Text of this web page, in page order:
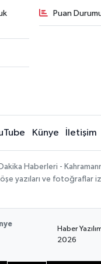
Puan
Künye İletişim
Haberleri -
yazıları ve fotoğraflar
Haber
2026